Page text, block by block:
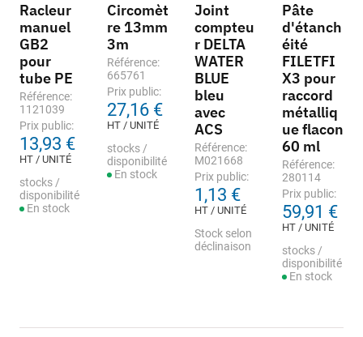
Racleur
manuel
GB2
pour
tube PE
Référence:
1121039
Prix public:
13,93 €
HT / UNITÉ
stocks /
disponibilité
En stock
Circomèt
re 13mm
3m
Référence:
665761
Prix public:
27,16 €
HT / UNITÉ
stocks /
disponibilité
En stock
Joint
compteu
r DELTA
WATER
BLUE
bleu
avec
ACS
Référence:
M021668
Prix public:
1,13 €
HT / UNITÉ
Stock selon
déclinaison
Pâte
d'étanch
éité
FILETFI
X3 pour
raccord
métalliq
ue flacon
60 ml
Référence:
280114
Prix public:
59,91 €
HT / UNITÉ
stocks /
disponibilité
En stock